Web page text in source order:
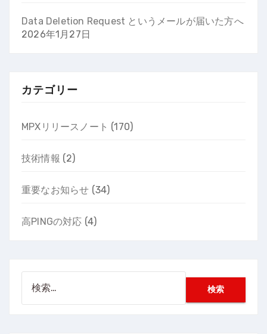
Data Deletion Request というメールが届いた方へ
2026年1月27日
カテゴリー
MPXリリースノート (170)
技術情報 (2)
重要なお知らせ (34)
高PINGの対応 (4)